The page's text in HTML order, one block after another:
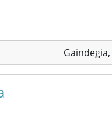
Gaindegia,